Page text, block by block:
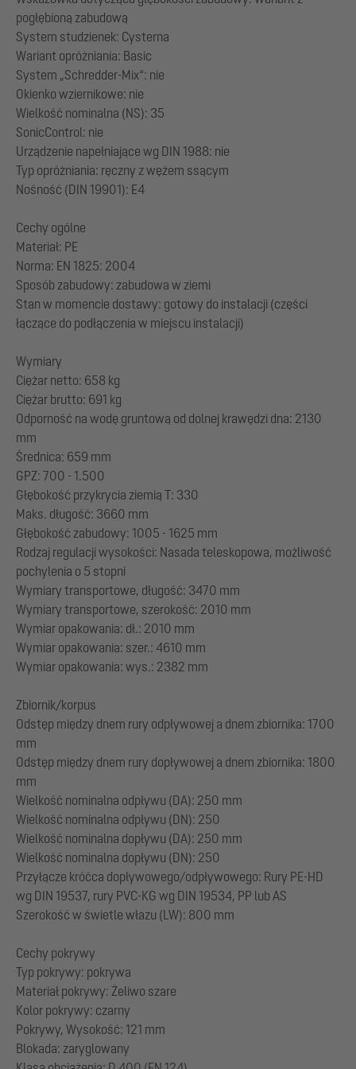
pogłębioną zabudową
System studzienek: Cysterna
Wariant opróżniania: Basic
System „Schredder-Mix“: nie
Okienko wziernikowe: nie
Wielkość nominalna (NS): 35
SonicControl: nie
Urządzenie napełniające wg DIN 1988: nie
Typ opróżniania: ręczny z wężem ssącym
Nośność (DIN 19901): E4
Cechy ogólne
Materiał: PE
Norma: EN 1825: 2004
Sposób zabudowy: zabudowa w ziemi
Stan w momencie dostawy: gotowy do instalacji (części
łączące do podłączenia w miejscu instalacji)
Wymiary
Ciężar netto: 658 kg
Ciężar brutto: 691 kg
Odporność na wodę gruntową od dolnej krawędzi dna: 2130
mm
Średnica: 659 mm
GPZ: 700 - 1.500
Głębokość przykrycia ziemią T: 330
Maks. długość: 3660 mm
Głębokość zabudowy: 1005 - 1625 mm
Rodzaj regulacji wysokości: Nasada teleskopowa, możliwość
pochylenia o 5 stopni
Wymiary transportowe, długość: 3470 mm
Wymiary transportowe, szerokość: 2010 mm
Wymiar opakowania: dł.: 2010 mm
Wymiar opakowania: szer.: 4610 mm
Wymiar opakowania: wys.: 2382 mm
Zbiornik/korpus
Odstęp między dnem rury odpływowej a dnem zbiornika: 1700
mm
Odstęp między dnem rury dopływowej a dnem zbiornika: 1800
mm
Wielkość nominalna odpływu (DA): 250 mm
Wielkość nominalna odpływu (DN): 250
Wielkość nominalna dopływu (DA): 250 mm
Wielkość nominalna dopływu (DN): 250
Przyłącze króćca dopływowego/odpływowego: Rury PE-HD
wg DIN 19537, rury PVC-KG wg DIN 19534, PP lub AS
Szerokość w świetle włazu (LW): 800 mm
Cechy pokrywy
Typ pokrywy: pokrywa
Materiał pokrywy: Żeliwo szare
Kolor pokrywy: czarny
Pokrywy, Wysokość: 121 mm
Blokada: zaryglowany